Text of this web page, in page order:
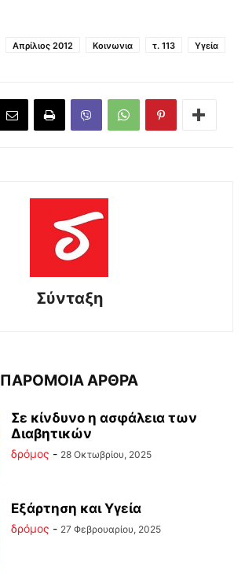
Απρίλιος 2012 Κοινωνια τ. 113 Υγεία
Σύνταξη
ΠΑΡΟΜΟΙΑ ΑΡΘΡΑ
Σε κίνδυνο η ασφάλεια των
Διαβητικών
δρόμος - 28 Οκτωβρίου, 2025
Εξάρτηση και Υγεία
δρόμος - 27 Φεβρουαρίου, 2025